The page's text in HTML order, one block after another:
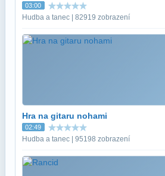
03:00
Hudba a tanec | 82919 zobrazení
Hra na gitaru nohami
02:49
Hudba a tanec | 95198 zobrazení